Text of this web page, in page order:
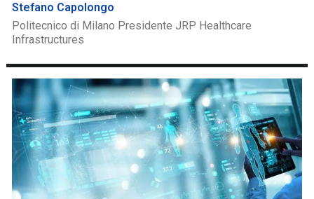
Stefano Capolongo
Politecnico di Milano Presidente JRP Healthcare
Infrastructures